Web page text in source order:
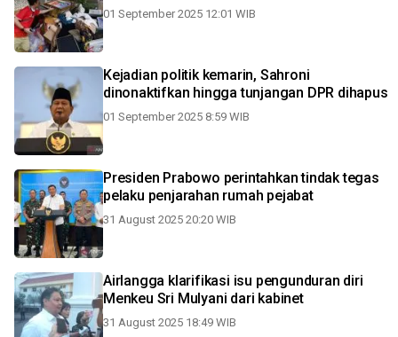
01 September 2025 12:01 WIB
Kejadian politik kemarin, Sahroni
dinonaktifkan hingga tunjangan DPR dihapus
01 September 2025 8:59 WIB
Presiden Prabowo perintahkan tindak tegas
pelaku penjarahan rumah pejabat
31 August 2025 20:20 WIB
Airlangga klarifikasi isu pengunduran diri
Menkeu Sri Mulyani dari kabinet
31 August 2025 18:49 WIB